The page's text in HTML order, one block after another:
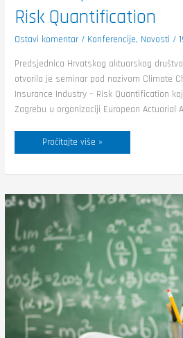
Risk Quantification
Ostavi komentar / Konferencije, Novosti /
Predsjednica Hrvatskog aktuarskog
otvorila je seminar pod nazivom Climate
Insurance Industry – Risk Quantification
Zagrebu u organizaciji European Actuarial
Pročitajte više »
Raspored
predavanja
ispita
u
sklopu
obrazovnog
dodatne
ispite
2025